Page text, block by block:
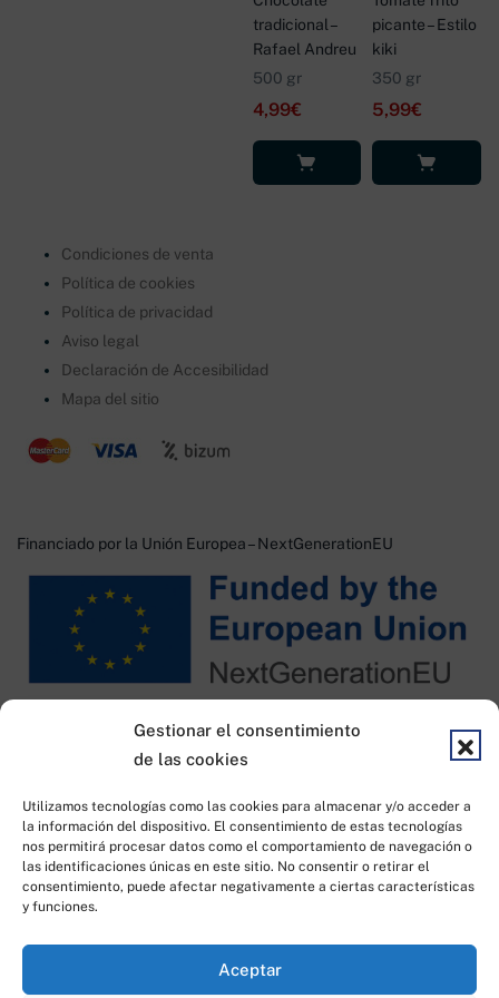
Gestionar el consentimiento
de las cookies
Utilizamos tecnologías como las cookies para almacenar y/o acceder a
la información del dispositivo. El consentimiento de estas tecnologías
nos permitirá procesar datos como el comportamiento de navegación o
las identificaciones únicas en este sitio. No consentir o retirar el
consentimiento, puede afectar negativamente a ciertas características
y funciones.
Aceptar
tradicional –
Rafael Andreu
500 gr
4,99€
picante – Estilo
kiki
350 gr
5,99€
Condiciones de venta
Política de cookies
Política de privacidad
Aviso legal
Declaración de Accesibilidad
Mapa del sitio
Financiado por la Unión Europea – NextGenerationEU
Todos los derechos reservados © 2023